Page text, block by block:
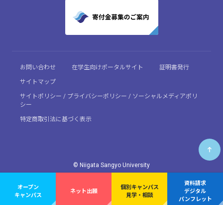
オープン
キャンパス
ネット出願
個別キャンパス
見学・相談
資料請求
デジタル
パンフレット
お問い合わせ 在学生向けポータルサイト 証明書発行
サイトマップ
サイトポリシー / プライバシーポリシー / ソーシャルメディアポリ
シー
特定商取引法に基づく表示
© Niigata Sangyo University